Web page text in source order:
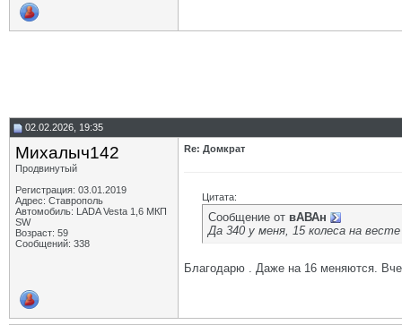
02.02.2026, 19:35
Михалыч142
Продвинутый
Регистрация: 03.01.2019
Адрес: Ставрополь
Автомобиль: LADA Vesta 1,6 МКП
SW
Возраст: 59
Сообщений: 338
Re: Домкрат
Цитата:
Сообщение от вАВАн
Да 340 у меня, 15 колеса на
Благодарю . Даже на 16 меняются.